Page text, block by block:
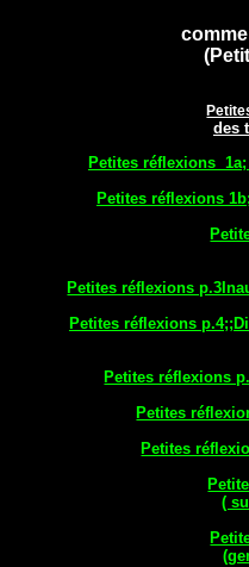
des
Petites réflexions
Petites réflexions
Petites réflexions
Petites réflexions
Petites réflexions
Petites
Petites
(